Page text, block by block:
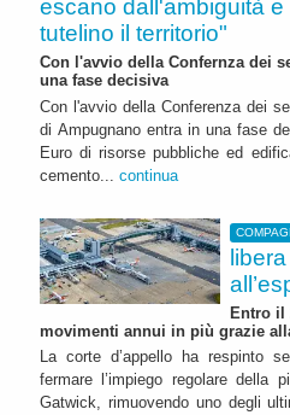
escano dall'ambiguità e
tutelino il territorio"
Con l'avvio della Confernza dei
una fase decisiva
Con l'avvio della Conferenza dei
di Ampugnano entra in una fase
Euro di risorse pubbliche ed
cemento... continua
Entro il
movimenti annui in più grazie
La corte d’appello ha respinto
fermare l’impiego regolare della
Gatwick, rimuovendo uno degli